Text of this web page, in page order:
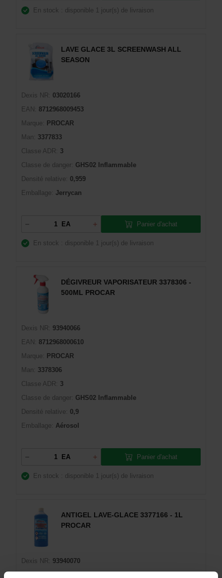
En stock : disponible 1 jour(s) de livraison
LAVE GLACE 3L SCREENWASH ALL
SEASON
Dexis NR:
03020166
EAN:
8712968009453
Marque:
PROCAR
Man:
3377833
Classe ADR:
3
Classe de danger: GHS02 Inflammable
Densité relative:
0,959
Emballage:
Jerrycan
EA Panier d'achat
En stock : disponible 1 jour(s) de livraison
DÉGIVREUR VAPORISATEUR 3378306 -
500ML PROCAR
Dexis NR:
93940066
EAN:
8712968000610
Marque:
PROCAR
Man:
3378306
Classe ADR:
3
Classe de danger: GHS02 Inflammable
Densité relative:
0,9
Emballage:
Aérosol
EA Panier d'achat
En stock : disponible 1 jour(s) de livraison
ANTIGEL LAVE-GLACE 3377166 - 1L
PROCAR
Dexis NR:
93940070